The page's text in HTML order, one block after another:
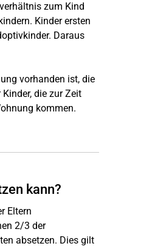
zum Kind
Kinder ersten
Daraus
vorhanden ist, die
die zur Zeit
kommen.
kann?
Eltern
2/3 der
absetzen. Dies gilt